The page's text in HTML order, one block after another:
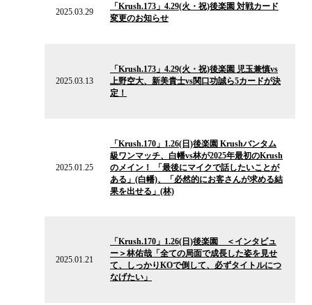
2025.03.29
「Krush.173」4.29(火・祝)後楽園 対戦カード
変更のお知らせ
2025.03.13
「Krush.173」4.29(火・祝)後楽園 児玉兼慎vs
上野空大、新美貴士vs関口功誠ら5カードが決
定！
2025.01.25
「Krush.170」1.26(日)後楽園 Krushバンタム
級ワンマッチ、白幡vs林が2025年最初のKrush
のメイン！ 「最後にマイクで話したいことが
ある」(白幡)、「必然的にお客さんが求める結
果を出せる」(林)
2025.01.21
「Krush.170」1.26(日)後楽園 ＜インタビュ
ー＞林佑哉「全ての局面で成長した姿を見せ
て、しっかりKOで倒して、必ずタイトルにつ
なげたい」